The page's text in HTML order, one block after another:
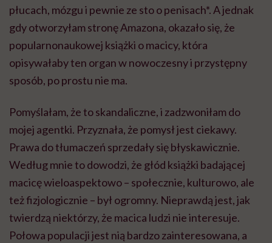
płucach, mózgu i pewnie ze sto o penisach*. A jednak
gdy otworzyłam stronę Amazona, okazało się, że
popularnonaukowej książki o macicy, która
opisywałaby ten organ w nowoczesny i przystępny
sposób, po prostu nie ma.
Pomyślałam, że to skandaliczne, i zadzwoniłam do
mojej agentki. Przyznała, że pomysł jest ciekawy.
Prawa do tłumaczeń sprzedały się błyskawicznie.
Według mnie to dowodzi, że głód książki badającej
macicę wieloaspektowo – społecznie, kulturowo, ale
też fizjologicznie – był ogromny. Nieprawdą jest, jak
twierdzą niektórzy, że macica ludzi nie interesuje.
Połowa populacji jest nią bardzo zainteresowana, a